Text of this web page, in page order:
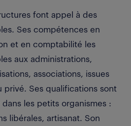
font appel à des
Ses compétences en
et en comptabilité les
aux administrations,
associations, issues
Ses qualifications sont
les petits organismes :
libérales, artisanat. Son